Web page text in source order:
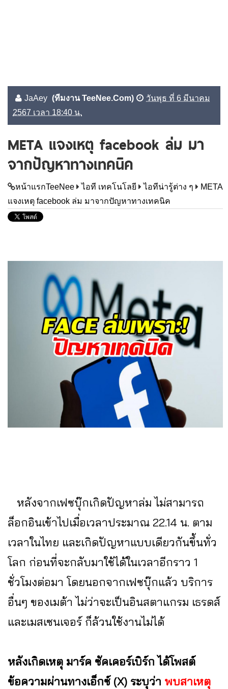
JaAey (ทีมงาน TeeNee.Com)
วันพุธ ที่ 6 มีนาคม
2567 เวลา 18:40 น.
META แจงเหตุ facebook ล่ม มา
จากปัญหาทางเทคนิค
หน้าแรกTeeNee ไอที เทคโนโลยี ไอทีน่ารู้ต่าง ๆ
META
แจงเหตุ facebook ล่ม มาจากปัญหาทางเทคนิค
หลังจากเฟซบุ๊กเกิดปัญหาล่ม ไม่สามารถ
ล็อกอินเข้าไปเมื่อเวลาประมาณ 22.14 น. ตาม
เวลาในไทย และเกิดปัญหาแบบเดียวกันขึ้นทั่ว
โลก ก่อนที่จะกลับมาใช้ได้ในเวลาอีกราว 1
ชั่วโมงต่อมา โดยนอกจากเฟซบุ๊กแล้ว บริการ
อื่นๆ ของเมต้า ไม่ว่าจะเป็นอินสตาแกรม เธรดส์
และเมสเซนเจอร์ ก็ล้วนใช้งานไม่ได้
หลังเกิดเหตุ มาร์ค ซัคเคอร์เบิร์ก ได้โพสต์
ข้อความผ่านทางเอ็กซ์ (X) ระบุว่า พบสาเหตุ